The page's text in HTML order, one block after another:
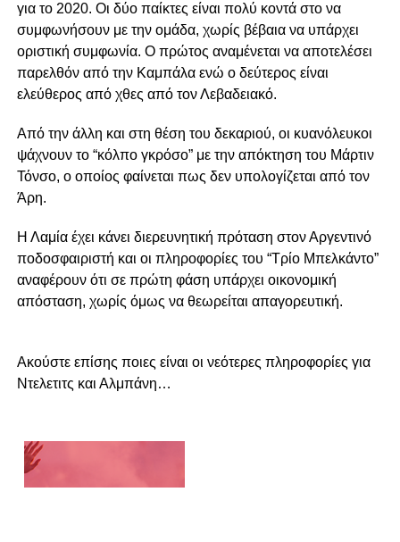
για το 2020. Οι δύο παίκτες είναι πολύ κοντά στο να
συμφωνήσουν με την ομάδα, χωρίς βέβαια να υπάρχει
οριστική συμφωνία. Ο πρώτος αναμένεται να αποτελέσει
παρελθόν από την Καμπάλα ενώ ο δεύτερος είναι
ελεύθερος από χθες από τον Λεβαδειακό.
Από την άλλη και στη θέση του δεκαριού, οι κυανόλευκοι
ψάχνουν το “κόλπο γκρόσο” με την απόκτηση του Μάρτιν
Τόνσο, ο οποίος φαίνεται πως δεν υπολογίζεται από τον
Άρη.
Η Λαμία έχει κάνει διερευνητική πρόταση στον Αργεντινό
ποδοσφαιριστή και οι πληροφορίες του “Τρίο Μπελκάντο”
αναφέρουν ότι σε πρώτη φάση υπάρχει οικονομική
απόσταση, χωρίς όμως να θεωρείται απαγορευτική.
Ακούστε επίσης ποιες είναι οι νεότερες πληροφορίες για
Ντελετιτς και Αλμπάνη…